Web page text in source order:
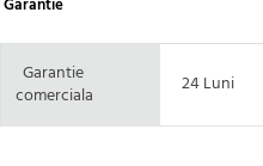
Garantie
Garantie
comerciala
24 Luni